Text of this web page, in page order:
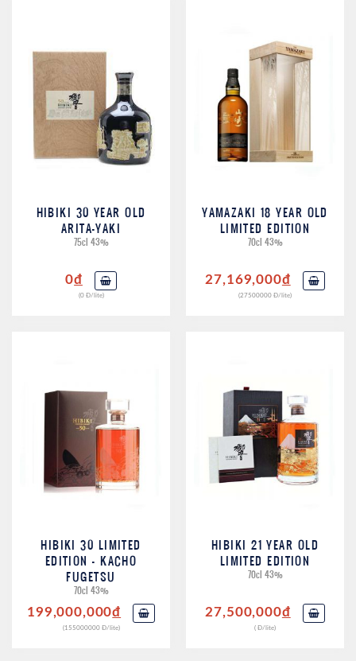
HIBIKI 30 YEAR OLD
ARITA-YAKI
75cl 43%
0đ
(0 Đ/lite)
YAMAZAKI 18 YEAR OLD
LIMITED EDITION
70cl 43%
27,169,000đ
(27500000 Đ/lite)
HIBIKI 30 LIMITED
EDITION – KACHO
FUGETSU
70cl 43%
199,000,000đ
(155000000 Đ/lite)
HIBIKI 21 YEAR OLD
LIMITED EDITION
70cl 43%
27,500,000đ
( Đ/lite)